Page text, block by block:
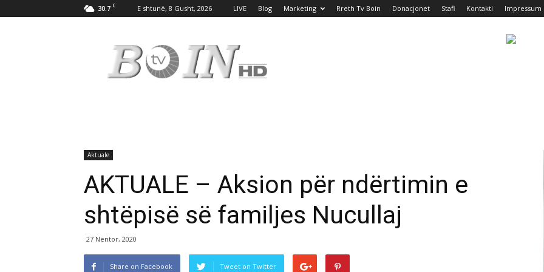
30.7 C E shtunë, 8 Gusht, 2026 LIVE Blog Marketing Rreth Tv Boin Donacjonet Stafi Kontakti Impressum
Boin
Aktuale
AKTUALE – Aksion për ndërtimin e
shtëpisë së familjes Nucullaj
27 Nëntor, 2020
Share on Facebook Tweet on Twitter